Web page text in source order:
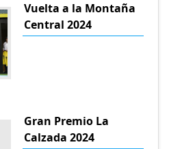
Vuelta a la Montaña
Central 2024
Gran Premio La
Calzada 2024